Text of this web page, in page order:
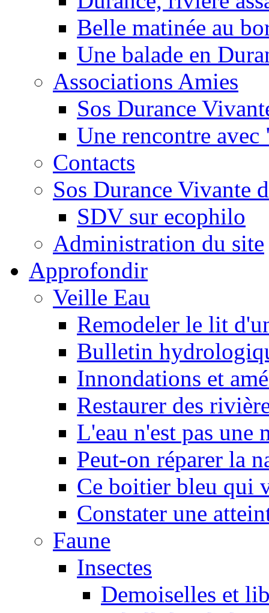
Belle matinée au
Une balade en
Associations Amies
Sos Durance
Une rencontre
Contacts
Sos Durance Vivante
SDV sur ecophilo
Administration du site
Approfondir
Veille Eau
Remodeler le lit
Bulletin
Innondations et
Restaurer des
L'eau n'est pas une
Peut-on réparer la
Ce boitier bleu qui
Constater une
Faune
Insectes
Demoiselles et